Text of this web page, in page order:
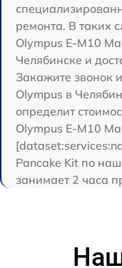
ремонта. В таких
Olympus E-M10
Челябинске и
Закажите звонок
Olympus в
определит
Olympus E-M10
Pancake Kit по
занимает 2 часа